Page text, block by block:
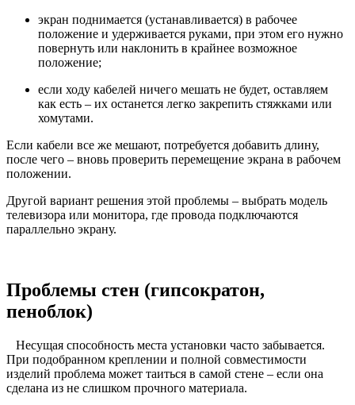
экран поднимается (устанавливается) в рабочее
положение и удерживается руками, при этом его нужно
повернуть или наклонить в крайнее возможное
положение;
если ходу кабелей ничего мешать не будет, оставляем
как есть – их останется легко закрепить стяжками или
хомутами.
Если кабели все же мешают, потребуется добавить длину,
после чего – вновь проверить перемещение экрана в рабочем
положении.
Другой вариант решения этой проблемы – выбрать модель
телевизора или монитора, где провода подключаются
параллельно экрану.
Проблемы стен (гипсократон,
пеноблок)
Несущая способность места установки часто забывается.
При подобранном креплении и полной совместимости
изделий проблема может таиться в самой стене – если она
сделана из не слишком прочного материала.